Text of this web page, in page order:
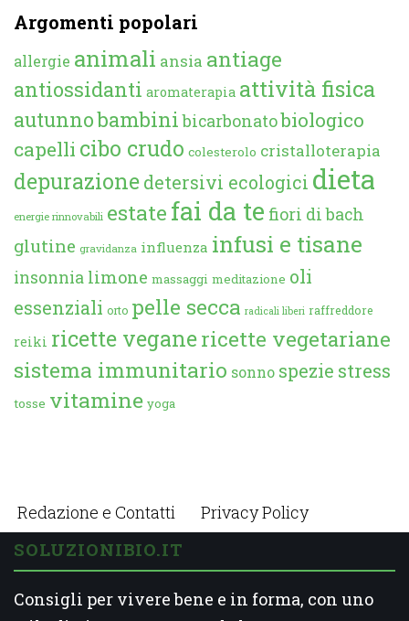
Argomenti popolari
allergie animali ansia antiage
antiossidanti aromaterapia attività fisica
autunnobambini bicarbonatobiologico
capelli cibo crudo colesterolo cristalloterapia
depurazione detersivi ecologici dieta
energie rinnovabili estate fai da te fiori di bach
glutine gravidanza influenza infusi e tisane
insonnia limone massaggi meditazione oli
essenziali orto pelle secca radicali liberi raffreddore
reiki ricette veganericette vegetariane
sistema immunitario sonno spezie stress
tosse vitamine yoga
Redazione e Contatti Privacy Policy
SOLUZIONIBIO.IT
Consigli per vivere bene e in forma, con uno